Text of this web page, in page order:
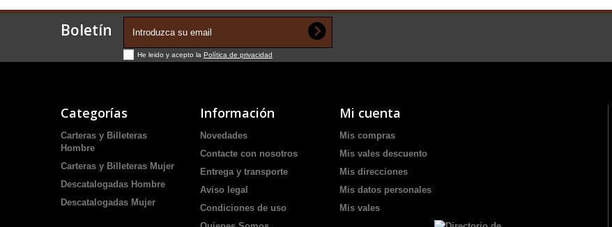
Boletín
He leido y acepto la Política de privacidad
Categorías
Carteras y Billeteras
Hombre
Carteras y Billeteras Mujer
Descatalogadas Hombre
Descatalogadas Mujer
Información
Novedades
Contacte con nosotros
Entrega y transporte
Aviso legal
Condiciones de uso
Mi cuenta
Mis compras
Mis vales descuento
Mis direcciones
Mis datos personales
Mis vales